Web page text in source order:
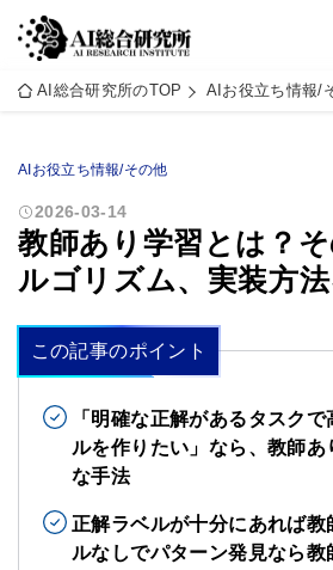
AI総合研究所のTOP AIお役立ち情報/
AIお役立ち情報/その他
2026-03-14
教師あり学習とは？
ルゴリズム、実装方
この記事のポイント
「明確な正解があるタスク
ルを作りたい」なら、教師あ
な手法
正解ラベルが十分にあれば
ルなしでパターン発見なら